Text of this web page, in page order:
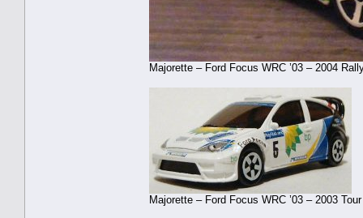
Majorette – Ford Focus WRC ’03 – 2004
Majorette – Ford Focus WRC ’03 – 2003